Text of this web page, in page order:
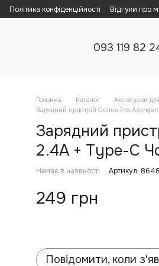
Політика конфіденційності Відгуки про
093 119 82
Головна Каталог Аксесуари
Зарядний пристрій Gelius Pro
Зарядний
2.4A + Type-C
Немає в наявності Артикул:
249 грн
Повідомити, коли